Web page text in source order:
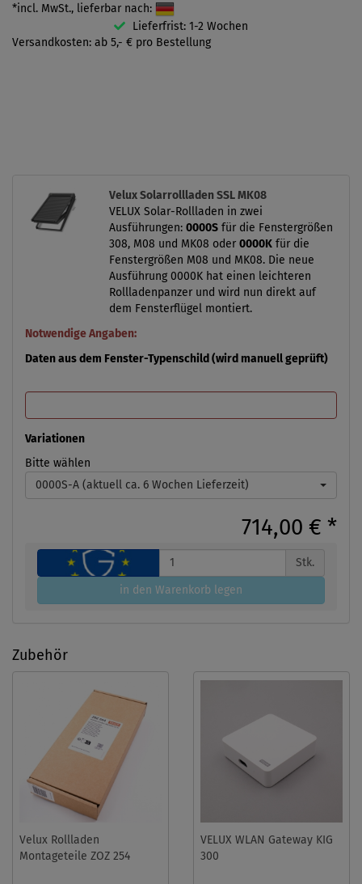
*incl. MwSt., lieferbar nach:
Lieferfrist: 1-2 Wochen
Versandkosten: ab 5,- € pro Bestellung
Velux Solarrollladen SSL MK08
VELUX Solar-Rollladen in zwei
Ausführungen: 0000S für die Fenstergrößen
308, M08 und MK08 oder 0000K für die
Fenstergrößen M08 und MK08. Die neue
Ausführung 0000K hat einen leichteren
Rollladenpanzer und wird nun direkt auf
dem Fensterflügel montiert.
Notwendige Angaben:
Daten aus dem Fenster-Typenschild (wird manuell geprüft)
Variationen
Bitte wählen
0000S-A (aktuell ca. 6 Wochen Lieferzeit)
714,00 € *
Stk.
in den Warenkorb legen
Zubehör
Velux Rollladen
Montageteile ZOZ 254
VELUX WLAN Gateway KIG
300